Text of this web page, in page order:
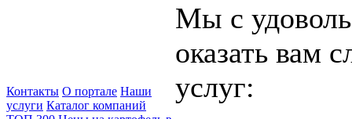
Контакты О портале Наши
услуги Каталог компаний
Мы с
оказать вам
услуг: